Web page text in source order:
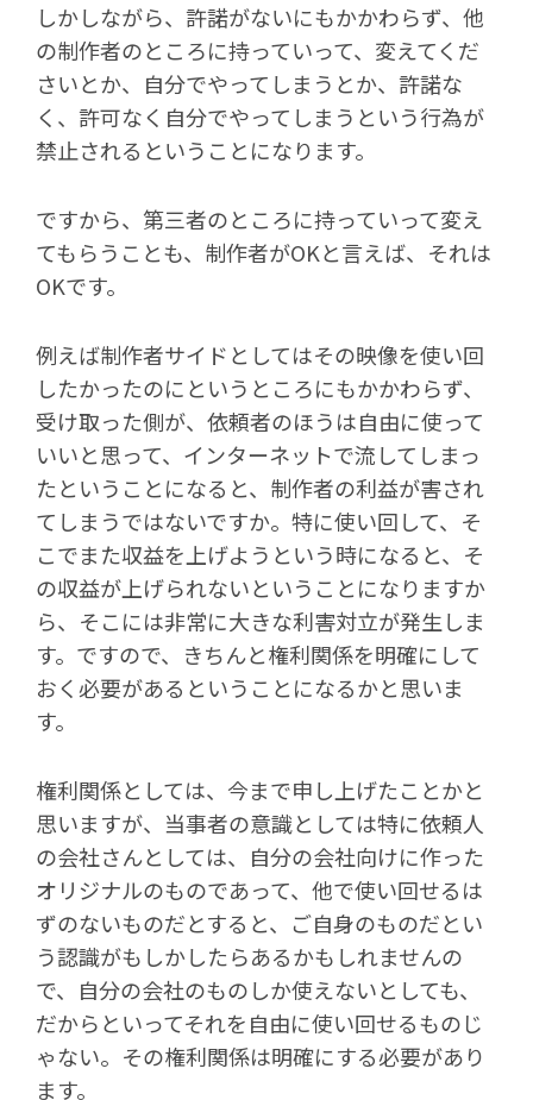
しかしながら、許諾がないにもかかわらず、他
の制作者のところに持っていって、変えてくだ
さいとか、自分でやってしまうとか、許諾な
く、許可なく自分でやってしまうという行為が
禁止されるということになります。
ですから、第三者のところに持っていって変え
てもらうことも、制作者がOKと言えば、それは
OKです。
例えば制作者サイドとしてはその映像を使い回
したかったのにというところにもかかわらず、
受け取った側が、依頼者のほうは自由に使って
いいと思って、インターネットで流してしまっ
たということになると、制作者の利益が害され
てしまうではないですか。特に使い回して、そ
こでまた収益を上げようという時になると、そ
の収益が上げられないということになりますか
ら、そこには非常に大きな利害対立が発生しま
す。ですので、きちんと権利関係を明確にして
おく必要があるということになるかと思いま
す。
権利関係としては、今まで申し上げたことかと
思いますが、当事者の意識としては特に依頼人
の会社さんとしては、自分の会社向けに作った
オリジナルのものであって、他で使い回せるは
ずのないものだとすると、ご自身のものだとい
う認識がもしかしたらあるかもしれませんの
で、自分の会社のものしか使えないとしても、
だからといってそれを自由に使い回せるものじ
ゃない。その権利関係は明確にする必要があり
ます。